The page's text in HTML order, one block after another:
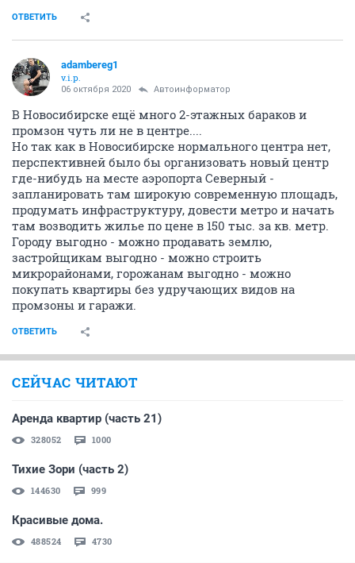
ОТВЕТИТЬ
adambereg1
v.i.p.
06 октября 2020 Автоинформатор
В Новосибирске ещё много 2-этажных бараков и
промзон чуть ли не в центре....
Но так как в Новосибирске нормального центра нет,
перспективней было бы организовать новый центр
где-нибудь на месте аэропорта Северный -
запланировать там широкую современную площадь,
продумать инфраструктуру, довести метро и начать
там возводить жилье по цене в 150 тыс. за кв. метр.
Городу выгодно - можно продавать землю,
застройщикам выгодно - можно строить
микрорайонами, горожанам выгодно - можно
покупать квартиры без удручающих видов на
промзоны и гаражи.
ОТВЕТИТЬ
СЕЙЧАС ЧИТАЮТ
Аренда квартир (часть 21)
328052 1000
Тихие Зори (часть 2)
144630 999
Красивые дома.
488524 4730